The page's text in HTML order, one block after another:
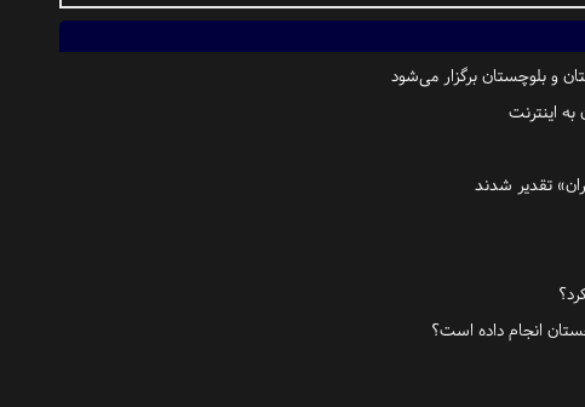
و بلوچستان برگزار می‌شود
تقدیر شدند
انجام داده است؟